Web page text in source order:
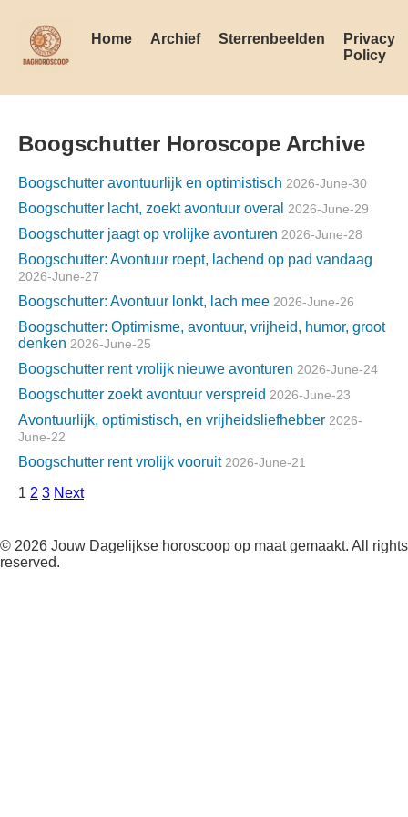
Home Archief Sterrenbeelden
Privacy
Policy
Boogschutter Horoscope Archive
Boogschutter avontuurlijk en optimistisch 2026-June-30
Boogschutter lacht, zoekt avontuur overal 2026-June-29
Boogschutter jaagt op vrolijke avonturen 2026-June-28
Boogschutter: Avontuur roept, lachend op pad vandaag
2026-June-27
Boogschutter: Avontuur lonkt, lach mee 2026-June-26
Boogschutter: Optimisme, avontuur, vrijheid, humor, groot
denken 2026-June-25
Boogschutter rent vrolijk nieuwe avonturen 2026-June-24
Boogschutter zoekt avontuur verspreid 2026-June-23
Avontuurlijk, optimistisch, en vrijheidsliefhebber 2026-
June-22
Boogschutter rent vrolijk vooruit 2026-June-21
Posts
1 2 3 Next
© 2026 Jouw Dagelijkse horoscoop op maat gemaakt. All rights
reserved.